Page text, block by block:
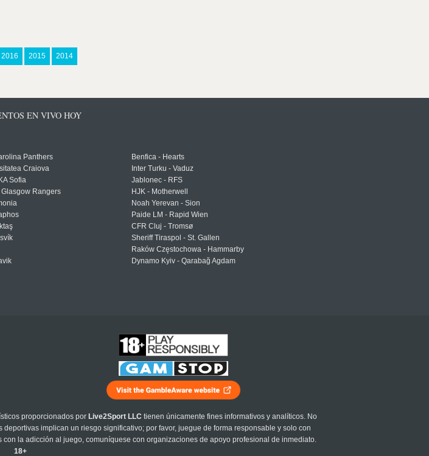
2016 2015 2014
EN VIVO HOY
Panthers
Craiova
Sofia
Rangers
Benfica - Hearts
Inter Turku - Vaduz
Jablonec - RFS
HJK - Motherwell
Noah Yerevan - Sion
Paide LM - Rapid Wien
CFR Cluj - Tromsø
Sheriff Tiraspol - St. Gallen
Raków Częstochowa - Hammarby
Dynamo Kyiv - Qarabağ Agdam
proporcionados por Live2Sport LLC tienen únicamente fines informativos y analíticos. No
implican un riesgo significativo; por favor, juegue de forma responsable y solo con
la adicción al juego, comuníquese con organizaciones de apoyo profesional de inmediato.
18+